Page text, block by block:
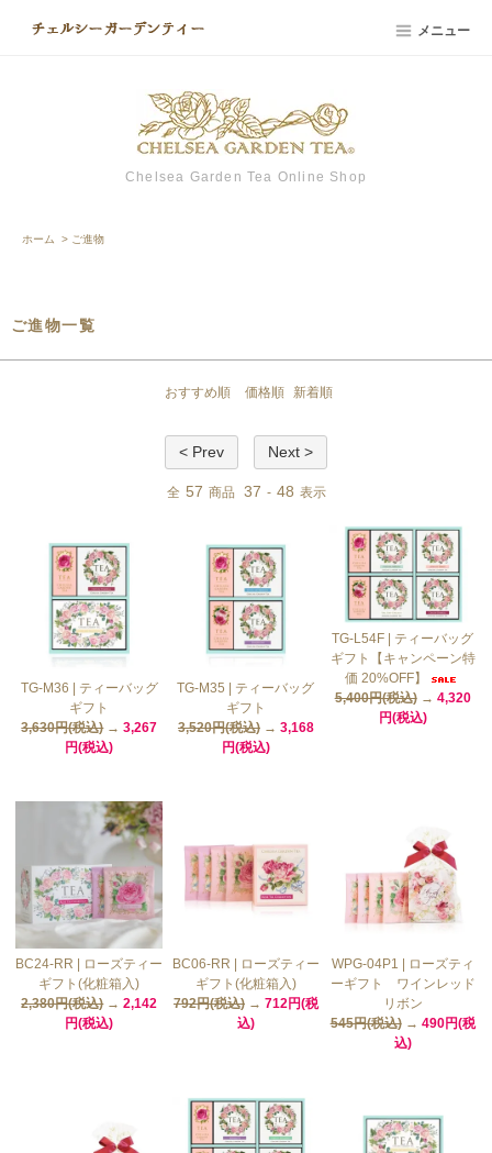
メニュー
Chelsea Garden Tea Online Shop
ホーム > ご進物
ご進物一覧
おすすめ順 価格順 新着順
< Prev Next >
全 57 商品 37 - 48 表示
TG-M36 | ティーバッグ
ギフト
3,630円(税込)→3,267
円(税込)
TG-M35 | ティーバッグ
ギフト
3,520円(税込)→ 3,168
円(税込)
TG-L54F | ティーバッグ
ギフト【キャンペーン特
価 20%OFF】
5,400円(税込)→ 4,320
円(税込)
BC24-RR | ローズティー
ギフト(化粧箱入)
2,380円(税込)→2,142
円(税込)
BC06-RR | ローズティー
ギフト(化粧箱入)
792円(税込)→ 712円(税
込)
WPG-04P1 | ローズティ
ーギフト ワインレッド
リボン
545円(税込)→ 490円(税
込)